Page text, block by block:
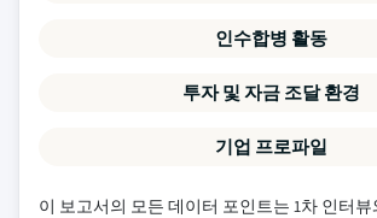
인수합병 활동
투자 및 자금 조달 환경
기업 프로파일
이 보고서의 모든 데이터 포인트는 1차 인터